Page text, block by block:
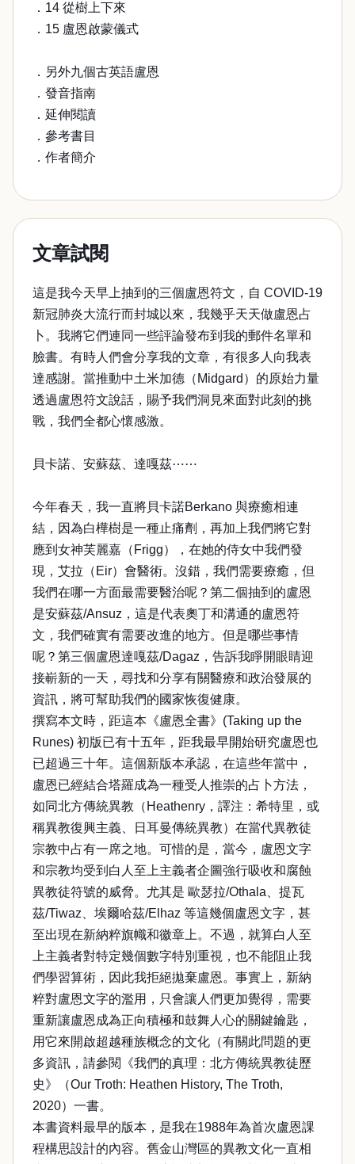
．14 從樹上下來
．15 盧恩啟蒙儀式
．另外九個古英語盧恩
．發音指南
．延伸閱讀
．參考書目
．作者簡介
文章試閱
這是我今天早上抽到的三個盧恩符文，自 COVID-19
新冠肺炎大流行而封城以來，我幾乎天天做盧恩占
卜。我將它們連同一些評論發布到我的郵件名單和
臉書。有時人們會分享我的文章，有很多人向我表
達感謝。當推動中土米加德（Midgard）的原始力量
透過盧恩符文說話，賜予我們洞見來面對此刻的挑
戰，我們全都心懷感激。
貝卡諾、安蘇茲、達嘎茲⋯⋯
今年春天，我一直將貝卡諾Berkano 與療癒相連
結，因為白樺樹是一種止痛劑，再加上我們將它對
應到女神芙麗嘉（Frigg），在她的侍女中我們發
現，艾拉（Eir）會醫術。沒錯，我們需要療癒，但
我們在哪一方面最需要醫治呢？第二個抽到的盧恩
是安蘇茲/Ansuz，這是代表奧丁和溝通的盧恩符
文，我們確實有需要改進的地方。但是哪些事情
呢？第三個盧恩達嘎茲/Dagaz，告訴我睜開眼睛迎
接嶄新的一天，尋找和分享有關醫療和政治發展的
資訊，將可幫助我們的國家恢復健康。
撰寫本文時，距這本《盧恩全書》(Taking up the
Runes) 初版已有十五年，距我最早開始研究盧恩也
已超過三十年。這個新版本承認，在這些年當中，
盧恩已經結合塔羅成為一種受人推崇的占卜方法，
如同北方傳統異教（Heathenry，譯注：希特里，或
稱異教復興主義、日耳曼傳統異教）在當代異教徒
宗教中占有一席之地。可惜的是，當今，盧恩文字
和宗教均受到白人至上主義者企圖強行吸收和腐蝕
異教徒符號的威脅。尤其是 歐瑟拉/Othala、提瓦
茲/Tiwaz、埃爾哈茲/Elhaz 等這幾個盧恩文字，甚
至出現在新納粹旗幟和徽章上。不過，就算白人至
上主義者對特定幾個數字特別重視，也不能阻止我
們學習算術，因此我拒絕拋棄盧恩。事實上，新納
粹對盧恩文字的濫用，只會讓人們更加覺得，需要
重新讓盧恩成為正向積極和鼓舞人心的關鍵鑰匙，
用它來開啟超越種族概念的文化（有關此問題的更
多資訊，請參閱《我們的真理：北方傳統異教徒歷
史》（Our Troth: Heathen History, The Troth,
2020）一書。
本書資料最早的版本，是我在1988年為首次盧恩課
程構思設計的內容。舊金山灣區的異教文化一直相